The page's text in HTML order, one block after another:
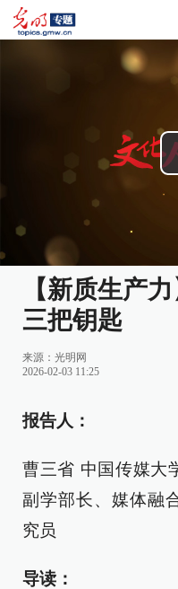
【新质生产
三把钥匙
来源： 光明网
2026-02-03 11:25
报告人：
曹三省 中国传媒大
副学部长、媒体融
究员
导读：